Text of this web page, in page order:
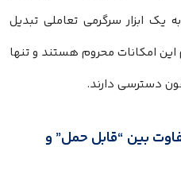
ابزار سرگرمی تعاملی تبدیل
مدل 300 از تمام این امکانات محروم هستند و تنها
دسترسی دارند.
بین “قابل حمل” و